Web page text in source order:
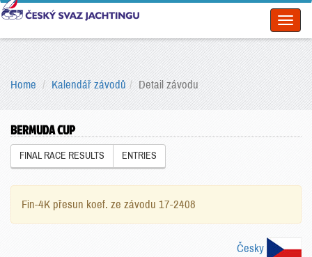
Home Kalendář závodů Detail závodu
BERMUDA CUP
FINAL RACE RESULTS ENTRIES
Fin-4K přesun koef. ze závodu 17-2408
Česky